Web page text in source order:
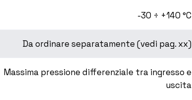
-30 ÷ +140 °C
Da ordinare separatamente (vedi pag. xx)
Massima pressione differenziale tra ingresso e
uscita